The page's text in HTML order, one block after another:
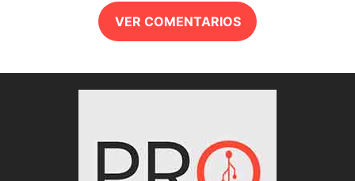
VER COMENTARIOS